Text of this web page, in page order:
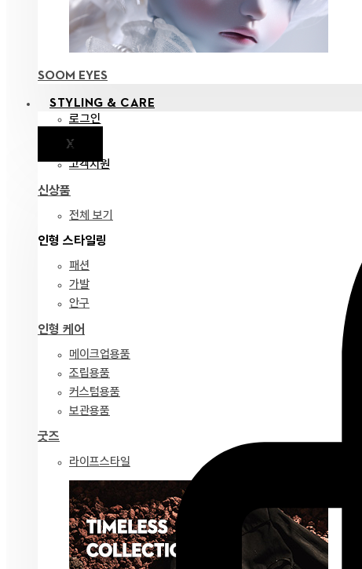
SOOM EYES
STYLING & CARE
로그인
X공지
고객지원
신상품
전체 보기
인형 스타일링
패션
가발
안구
인형 케어
메이크업용품
조립용품
커스텀용품
보관용품
굿즈
라이프스타일